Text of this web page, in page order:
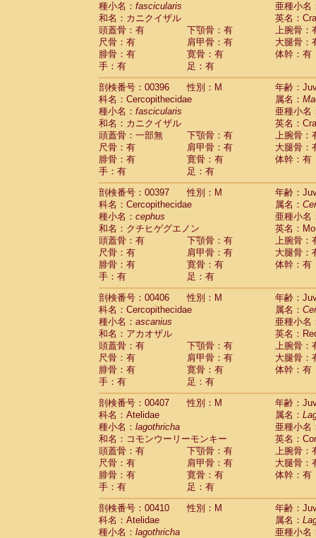
種小名： fascicularis
亜種小名
和名：カニクイザル
英名：
頭蓋骨：有
下顎骨：有
上腕骨：
尺骨：有
肩甲骨：有
大腿骨：
腓骨：有
寛骨：有
体幹：有
手：有
足：有
剖検番号：00396
性別：M
年齢：
科名：Cercopithecidae
属名：
種小名： fascicularis
亜種小名
和名：カニクイザル
英名：
頭蓋骨：一部無
下顎骨：有
上腕骨：
尺骨：有
肩甲骨：有
大腿骨：
腓骨：有
寛骨：有
体幹：有
手：有
足：有
剖検番号：00397
性別：M
年齢：
科名：Cercopithecidae
属名：
種小名： cephus
亜種小名
和名：クチヒゲグエノン
英名：
頭蓋骨：有
下顎骨：有
上腕骨：
尺骨：有
肩甲骨：有
大腿骨：
腓骨：有
寛骨：有
体幹：有
手：有
足：有
剖検番号：00406
性別：M
年齢：
科名：Cercopithecidae
属名：
種小名： ascanius
亜種小名
和名：アカオザル
英名：
頭蓋骨：有
下顎骨：有
上腕骨：
尺骨：有
肩甲骨：有
大腿骨：
腓骨：有
寛骨：有
体幹：有
手：有
足：有
剖検番号：00407
性別：M
年齢：
科名：Atelidae
属名：
種小名： lagothricha
亜種小名
和名：コモンウーリーモンキー
英名：
頭蓋骨：有
下顎骨：有
上腕骨：
尺骨：有
肩甲骨：有
大腿骨：
腓骨：有
寛骨：有
体幹：有
手：有
足：有
剖検番号：00410
性別：M
年齢：
科名：Atelidae
属名：
種小名： lagothricha
亜種小名